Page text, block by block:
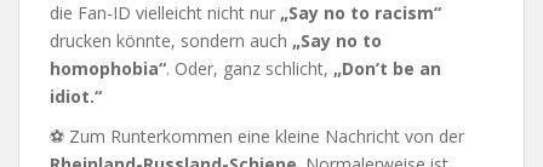
die Fan-ID vielleicht nicht nur „Say no to racism“
drucken könnte, sondern auch „Say no to
homophobia“. Oder, ganz schlicht, „Don’t be an
idiot.“
⚽ Zum Runterkommen eine kleine Nachricht von der